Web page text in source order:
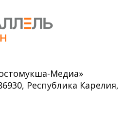
Медиа»
Республика Карелия,